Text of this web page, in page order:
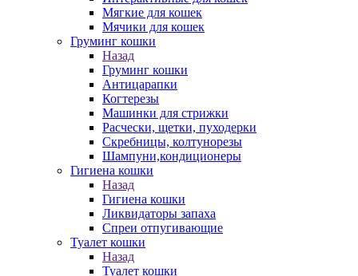
Мягкие для кошек
Мячики для кошек
Груминг кошки
Назад
Груминг кошки
Антицарапки
Когтерезы
Машинки для стрижки
Расчески, щетки, пуходерки
Скребницы, колтунорезы
Шампуни,кондиционеры
Гигиена кошки
Назад
Гигиена кошки
Ликвидаторы запаха
Спреи отпугивающие
Туалет кошки
Назад
Туалет кошки